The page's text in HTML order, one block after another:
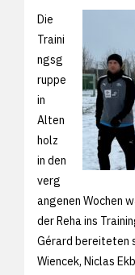
Die
Traini
ngsg
ruppe
in
Alten
holz
in den
verg
angenen Wochen
der Reha ins
Gérard bereiteten
Wiencek, Niclas